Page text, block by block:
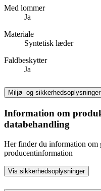
Med lommer
Ja
Materiale
Syntetisk læder
Faldbeskytter
Ja
Miljø- og sikkerhedsoplysninger
Information om
databehandling
Her finder du information om
producentinformation
Vis sikkerhedsoplysninger